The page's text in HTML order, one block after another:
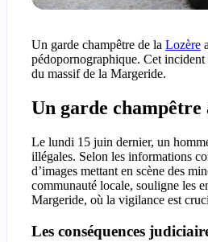
Un garde champêtre de la Lozère
pédopornographique. Cet incident
du massif de la Margeride.
Un garde
Le lundi 15 juin dernier, un
illégales. Selon les informations
d’images mettant en scène des
communauté locale, souligne les
Margeride, où la vigilance est
Les conséquences